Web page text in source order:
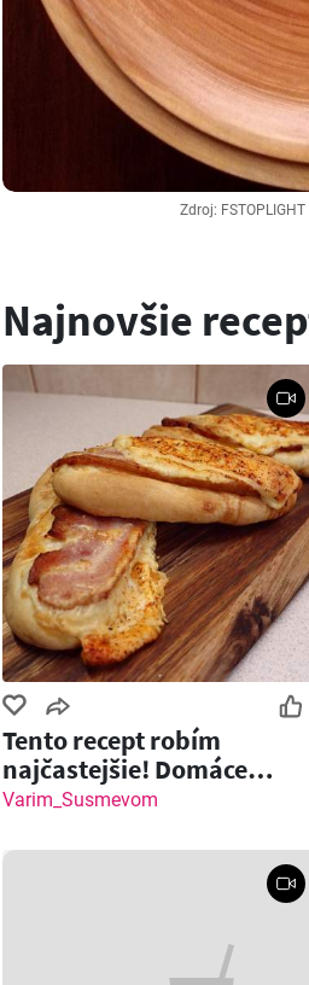
Zdroj:
Najnovšie
Tento recept robím
najčastejšie! Domáce
pečivo so slaninou a syrom
Varim_Susmevom